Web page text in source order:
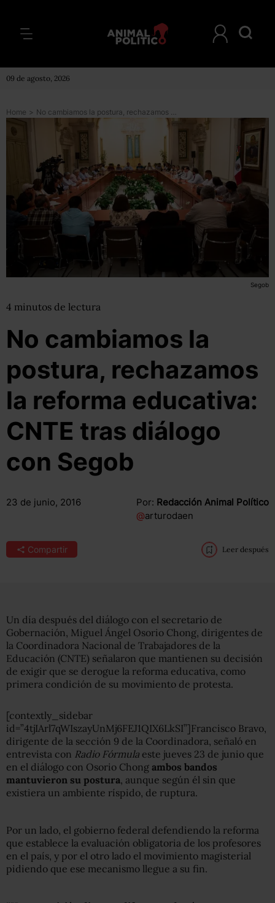
09 de agosto, 2026
Home > No cambiamos la postura, rechazamos la reforma educativa: CNTE tras diálogo con Segob
Segob
4 minutos de lectura
No cambiamos la
postura, rechazamos
la reforma educativa:
CNTE tras diálogo
con Segob
23 de junio, 2016 Por: Redacción Animal Político
@arturodaen
Compartir Leer después
Un día después del diálogo con el secretario de
Gobernación, Miguel Ángel Osorio Chong, dirigentes de
la Coordinadora Nacional de Trabajadores de la
Educación (CNTE) señalaron que mantienen su decisión
de exigir que se derogue la reforma educativa, como
primera condición de su movimiento de protesta.
[contextly_sidebar
id=”4tjIArl7qWIszayUnMj6FEJ1QIX6LkSI”]Francisco Bravo,
dirigente de la sección 9 de la Coordinadora, señaló en
entrevista con Radio Fórmula este jueves 23 de junio que
en el diálogo con Osorio Chong ambos bandos
mantuvieron su postura, aunque según él sin que
existiera un ambiente ríspido, de ruptura.
Por un lado, el gobierno federal defendiendo la reforma
que establece la evaluación obligatoria de los profesores
en el país, y por el otro lado el movimiento magisterial
pidiendo que ese mecanismo llegue a su fin.